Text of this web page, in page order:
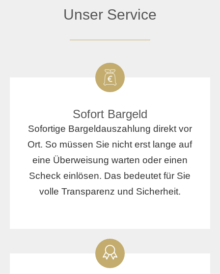
Unser Service
Sofort Bargeld
Sofortige Bargeldauszahlung direkt vor
Ort. So müssen Sie nicht erst lange auf
eine Überweisung warten oder einen
Scheck einlösen. Das bedeutet für Sie
volle Transparenz und Sicherheit.